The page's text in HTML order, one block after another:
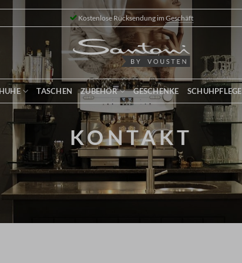
Kostenlose Rücksendung im Geschäft
TASCHEN ZUBEHÖR GESCHENKE SCHUHPFLEGE
KONTAKT